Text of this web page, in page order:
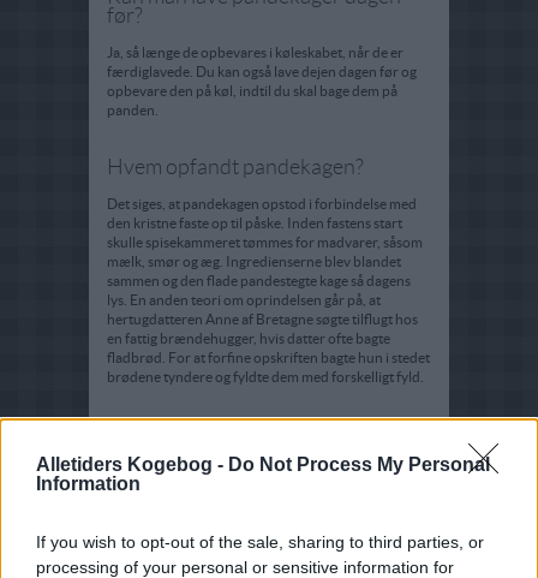
Alletiders Kogebog - Do Not Process My Personal
Information
If you wish to opt-out of the sale, sharing to third parties, or
processing of your personal or sensitive information for
før?
Ja, så længe de opbevares i køleskabet, når de er
færdiglavede. Du kan også lave dejen dagen før og
opbevare den på køl, indtil du skal bage dem på
panden.
Hvem opfandt pandekagen?
Det siges, at pandekagen opstod i forbindelse med
den kristne faste op til påske. Inden fastens start
skulle spisekammeret tømmes for madvarer, såsom
mælk, smør og æg. Ingredienserne blev blandet
sammen og den flade pandestegte kage så dagens
lys. En anden teori om oprindelsen går på, at
hertugdatteren Anne af Bretagne søgte tilflugt hos
en fattig brændehugger, hvis datter ofte bagte
fladbrød. For at forfine opskriften bagte hun i stedet
brødene tyndere og fyldte dem med forskelligt fyld.
Det er endnu uklart, hvor pandekager oprindeligt
stammer fra. Nogle mener det var i forbindelse med
det var i forbindelse med den kristne faste.